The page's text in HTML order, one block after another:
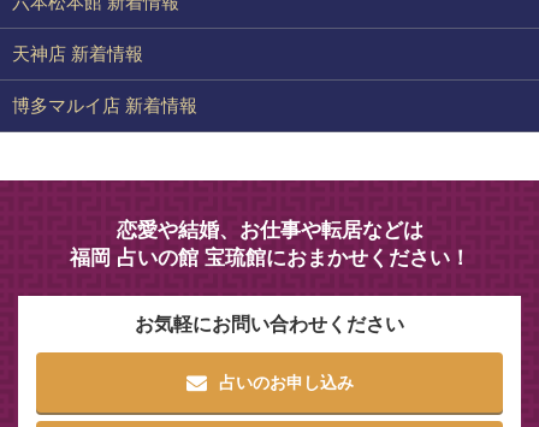
天神店 新着情報
博多マルイ店 新着情報
恋愛や結婚、お仕事や転居などは
福岡 占いの館 宝琉館におまかせください！
お気軽にお問い合わせください
占いのお申し込み